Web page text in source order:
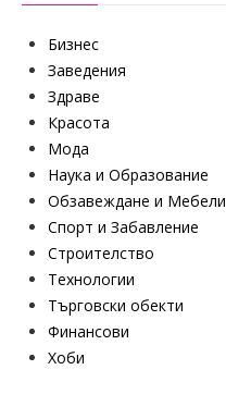
Бизнес
Заведения
Здраве
Красота
Мода
Наука и Образование
Обзавеждане и Мебели
Спорт и Забавление
Строителство
Технологии
Търговски обекти
Финансови
Хоби